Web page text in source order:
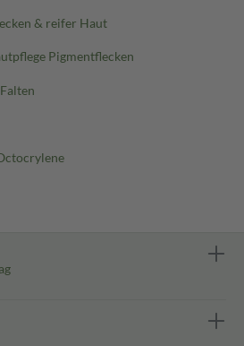
& reifer Haut
Pigmentflecken